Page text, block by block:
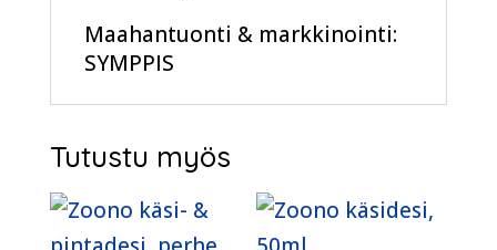
Maahantuonti & markkinointi:
SYMPPIS
Tutustu myös